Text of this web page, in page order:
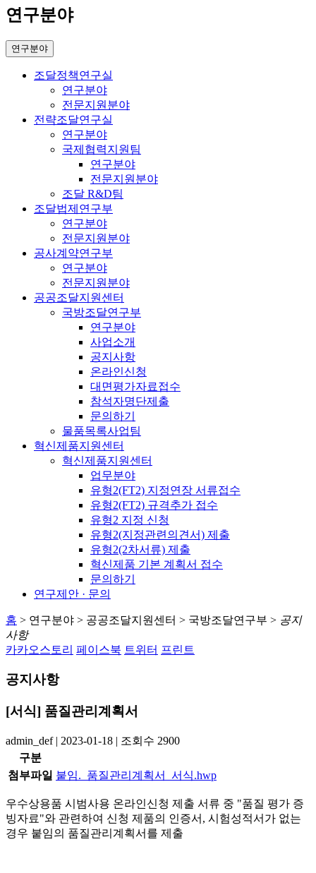
연구분야
연구분야
조달정책연구실
연구분야
전문지원분야
전략조달연구실
연구분야
국제협력지원팀
연구분야
전문지원분야
조달 R&D팀
조달법제연구부
연구분야
전문지원분야
공사계약연구부
연구분야
전문지원분야
공공조달지원센터
국방조달연구부
연구분야
사업소개
공지사항
온라인신청
대면평가자료접수
참석자명단제출
문의하기
물품목록사업팀
혁신제품지원센터
혁신제품지원센터
업무분야
유형2(FT2) 지정연장 서류접수
유형2(FT2) 규격추가 접수
유형2 지정 신청
유형2(지정관련의견서) 제출
유형2(2차서류) 제출
혁신제품 기본 계획서 접수
문의하기
연구제안 · 문의
홈 > 연구분야 > 공공조달지원센터 > 국방조달연구부 > 공지
사항
카카오스토리 페이스북 트위터 프린트
공지사항
[서식] 품질관리계획서
admin_def | 2023-01-18 | 조회수 2900
구분
첨부파일 붙임._품질관리계획서_서식.hwp
우수상용품 시범사용 온라인신청 제출 서류 중 "품질 평가 증
빙자료"와 관련하여 신청 제품의 인증서, 시험성적서가 없는
경우 붙임의 품질관리계획서를 제출